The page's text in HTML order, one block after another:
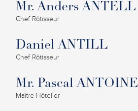
Mr. Anders ANTELL
Chef Rôtisseur
Daniel ANTILL
Chef Rôtisseur
Mr. Pascal ANTOINE
Maître Hôtelier